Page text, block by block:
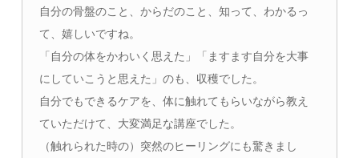
自分の骨盤のこと、からだのこと、知って、わかるっ
て、嬉しいですね。
「自分の体をかわいく思えた」「ますます自分を大事
にしていこうと思えた」のも、収穫でした。
自分でもできるケアを、体に触れてもらいながら教え
ていただけて、大変満足な講座でした。
（触れられた時の）突然のヒーリングにも驚きまし